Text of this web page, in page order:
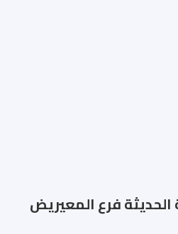
فرع المعيريض